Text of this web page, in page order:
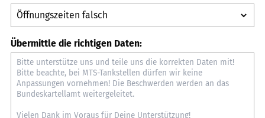
Übermittle die richtigen Daten: